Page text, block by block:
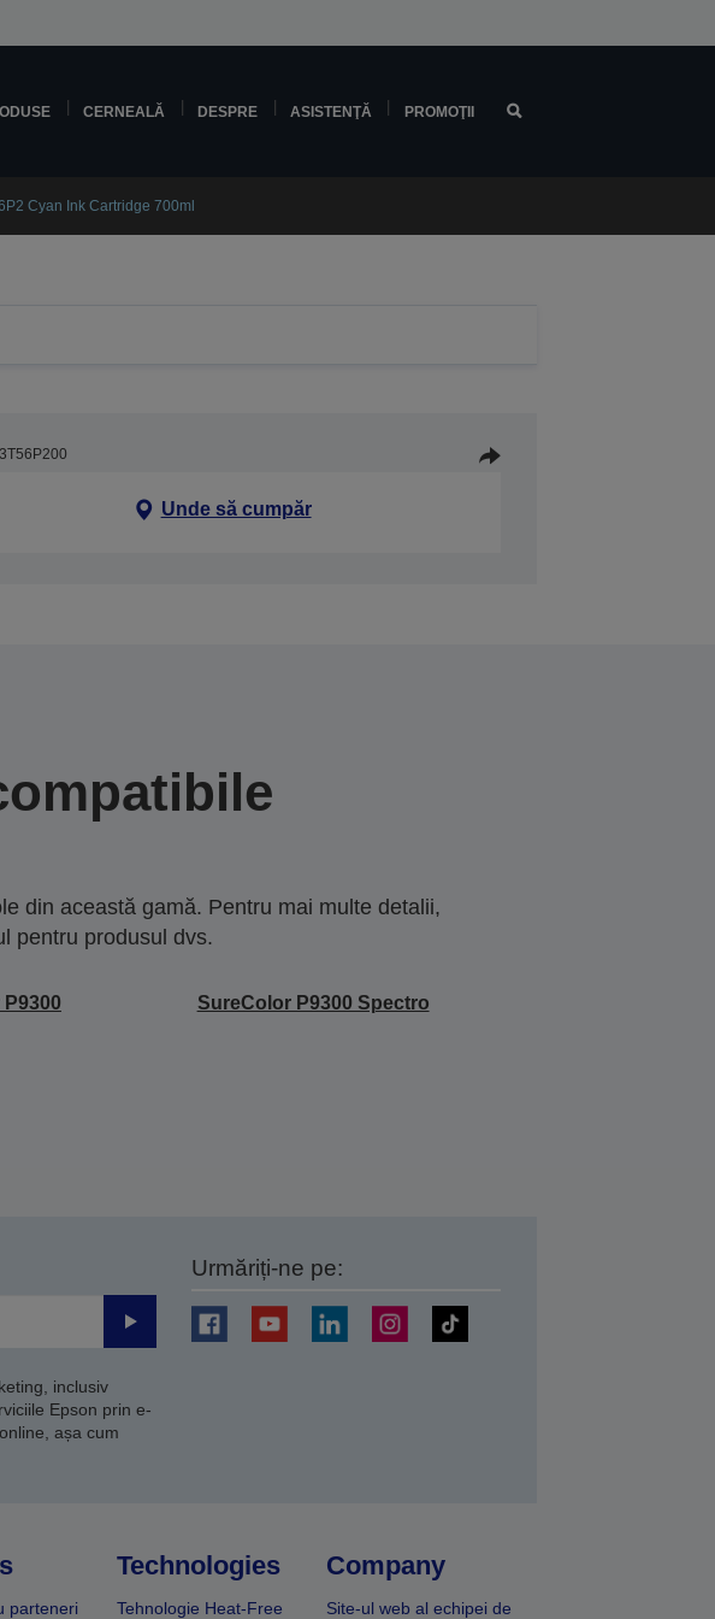
CERNEALĂ DESPRE ASISTENŢĂ PROMOŢII
Cyan Ink Cartridge 700ml
Unde să cumpăr
din această gamă. Pentru mai multe detalii,
pentru produsul dvs.
SureColor P9300 Spectro
Trimiteți
inclusiv
Epson prin e-
așa cum
Urmăriți-ne pe:
parteneri
Technologies
Tehnologie Heat-Free
Company
Site-ul web al echipei de